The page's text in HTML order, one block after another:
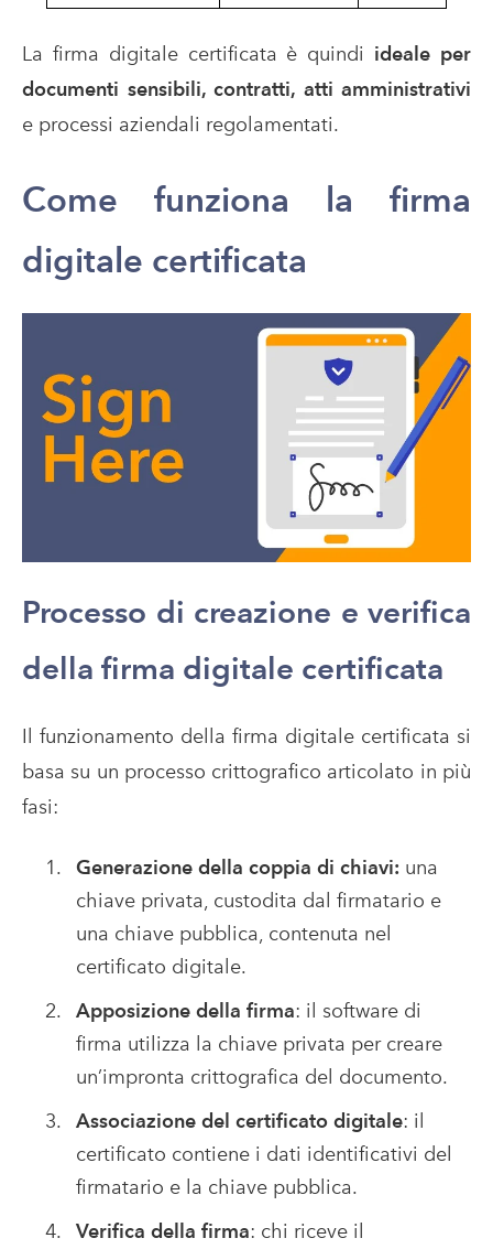
La firma digitale certificata è quindi ideale per
documenti sensibili, contratti, atti amministrativi
e processi aziendali regolamentati.
Come funziona la firma
digitale certificata
Processo di creazione e verifica
della firma digitale certificata
Il funzionamento della firma digitale certificata si
basa su un processo crittografico articolato in più
fasi:
Generazione della coppia di chiavi: una
chiave privata, custodita dal firmatario e
una chiave pubblica, contenuta nel
certificato digitale.
Apposizione della firma: il software di
firma utilizza la chiave privata per creare
un’impronta crittografica del documento.
Associazione del certificato digitale: il
certificato contiene i dati identificativi del
firmatario e la chiave pubblica.
Verifica della firma: chi riceve il